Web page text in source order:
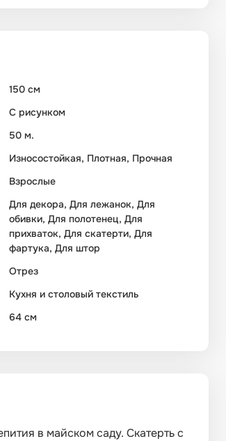
150 см
С рисунком
50 м.
Износостойкая, Плотная, Прочная
Взрослые
Для декора, Для лежанок, Для
обивки, Для полотенец, Для
прихваток, Для скатерти, Для
фартука, Для штор
Отрез
Кухня и столовый текстиль
64 см
в майском саду. Скатерть с